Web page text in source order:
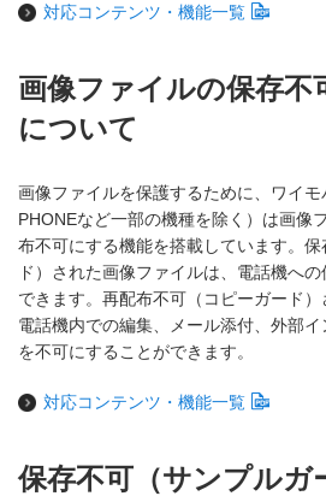
対応コンテンツ・機能一覧
画像ファイルの保存不
について
画像ファイルを保護するために、ワイ
PHONEなど一部の機種を除く）は画像
布不可にする機能を搭載しています。
ド）された画像ファイルは、電話機へ
できます。再配布不可（コピーガード）
電話機内での編集、メール添付、外部
を不可にすることができます。
対応コンテンツ・機能一覧
保存不可（サンプルガ